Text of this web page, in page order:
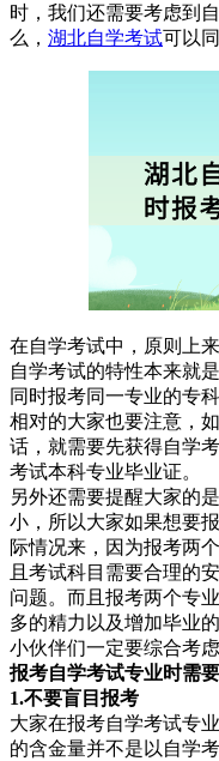
时，我们还需要考虑到
么， 湖北自学考试可以
在自学考试中，原则上
自学考试的特性本来就
同时报考同一专业的专
相对的大家也要注意，
话，就需要先获得自学
考试本科专业毕业证。
另外还需要提醒大家的
小，所以大家如果想要
际情况来，因为报考两
且考试科目需要合理的
问题。而且报考两个专
多的精力以及增加毕业
小伙伴们一定要综合考
报考自学考试专业时需
1.不要盲目报考
大家在报考自学考试专
的含金量并不是以自学